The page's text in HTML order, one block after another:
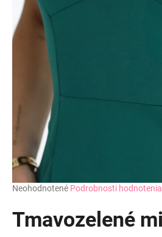
Priemerné
produktu
Neohodnotené Podrobnosti hodnotenia
Tmavozelené